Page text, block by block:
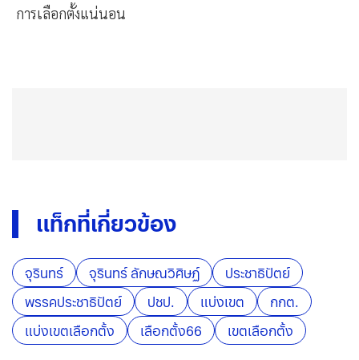
การเลือกตั้งแน่นอน
แท็กที่เกี่ยวข้อง
จุรินทร์ จุรินทร์ ลักษณวิศิษฏ์
ประชาธิปัตย์
พรรคประชาธิปัตย์
ปชป. แบ่งเขต
กกต.
แบ่งเขตเลือกตั้ง
เลือกตั้ง66 เขตเลือกตั้ง